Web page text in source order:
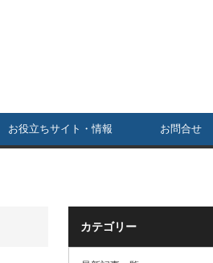
お役立ちサイト・情報 お問合せ
カテゴリー